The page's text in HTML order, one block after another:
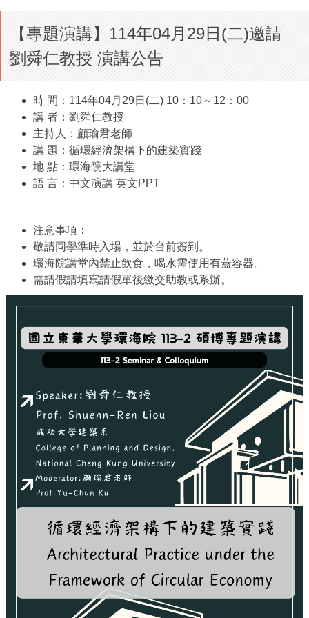
【專題演講】114年04月29日(二)邀請
劉舜仁教授 演講公告
時 間：114年04月29日(二) 10：10～12：00
講 者：劉舜仁教授
主持人：顧瑜君老師
講 題：循環經濟架構下的建築實踐
地 點：環海院大講堂
語 言：中文演講 英文PPT
注意事項：
敬請同學準時入場，並於台前簽到。
環海院講堂內禁止飲食，喝水需使用有蓋容器。
需請假請填寫請假單後繳交助教或系辦。